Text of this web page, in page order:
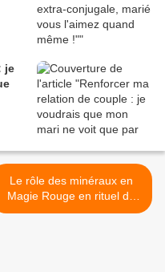
je
Le rôle des minéraux en
Magie Rouge en rituel de
retour affectif >